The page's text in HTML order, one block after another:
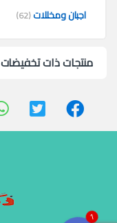
اجبان ومخللات(62)
منتجات ذات تخفيضات